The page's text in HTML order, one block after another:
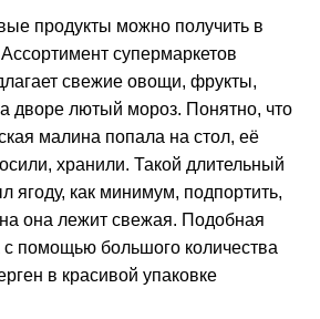
продукты можно получить в
супермаркетов
свежие овощи, фрукты,
дворе лютый мороз. Понятно, что
малина попала на стол, её
хранили. Такой длительный
ягоду, как минимум, подпортить,
она лежит свежая. Подобная
с помощью большого количества
в красивой упаковке